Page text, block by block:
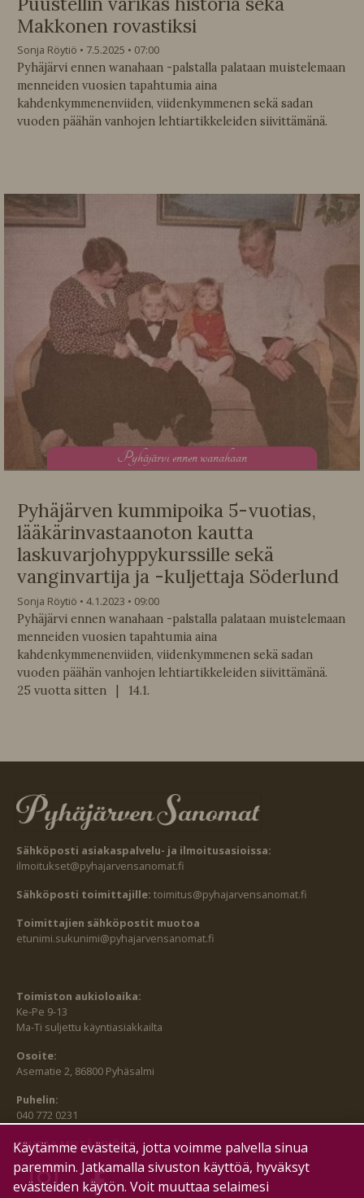
Makkonen rovastiksi
Sonja Röytiö 7.5.2025
07:00
Pyhäjärvi ennen wanahaan -palstalla palataan muistelemaan
menneiden vuosien tapahtumia aina
kahdenkymmenenviiden, viidenkymmenen sekä sadan
vuoden päähän vanhojen lehtiartikkeleiden siivittämänä.
Pyhäjärvi ennen wanahaan
Pyhäjärven kummipoika 5-vuotias,
lääkärinvastaanoton kautta
laskuvarjohyppykurssille sekä
vanginvartija ja -kuljettaja Söderlund
Sonja Röytiö 4.1.2023
09:00
Pyhäjärvi ennen wanahaan -palstalla palataan muistelemaan
menneiden vuosien tapahtumia aina
kahdenkymmenenviiden, viidenkymmenen sekä sadan
vuoden päähän vanhojen lehtiartikkeleiden siivittämänä.
25 vuotta sitten | 14.1.
Sähköposti asiakaspalvelu- ja ilmoitusasioissa:
ilmoitukset@pyhajarvensanomat.fi
Sähköposti toimittajille: toimitus@pyhajarvensanomat.fi
Toimittajien sähköpostit muotoa
etunimi.sukunimi@pyhajarvensanomat.fi
Toimiston aukioloaika:
Ke-Pe 9-13
Ma-Ti suljettu käyntiasiakkailta
Osoite:
Asematie 2, 86800 Pyhäsalmi
Puhelin:
040 772 0231
SEURAA MEITÄ MYÖS:
Käytämme evästeitä, jotta voimme palvella sinua
paremmin. Jatkamalla sivuston käyttöä, hyväksyt
evästeiden käytön. Voit muuttaa selaimesi